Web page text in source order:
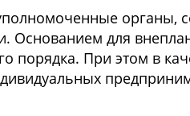
органы,
Основанием для
порядка. При этом в